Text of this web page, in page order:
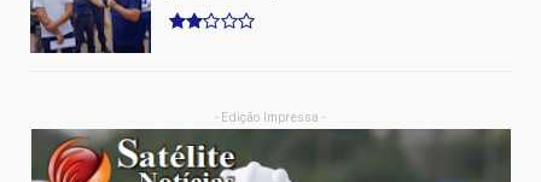
- Edição Impressa -